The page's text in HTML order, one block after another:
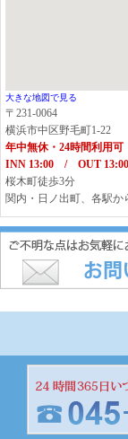
大きな地図で見る
〒231-0064
横浜市中区野毛町1-22
年中無休・24時間利用可
INN 13:00 / OUT 13:00
桜木町徒歩3分
関内・日ノ出町、各駅か